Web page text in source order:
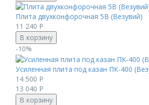
Плита двухконфорочная 5В (Везувий)
11 240 Р
В корзину
-10%
Усиленная плита под казан ПК-400
14 500 Р
13 040 Р
В корзину